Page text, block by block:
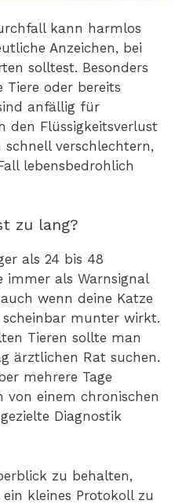
kann harmlos
Anzeichen, bei
solltest. Besonders
Tiere oder bereits
anfällig für
den Flüssigkeitsverlust
verschlechtern,
lebensbedrohlich
zu lang?
als 24 bis 48
als Warnsignal
wenn deine Katze
munter wirkt.
Tieren sollte man
ärztlichen Rat suchen.
mehrere Tage
von einem chronischen
Diagnostik
zu behalten,
kleines Protokoll zu